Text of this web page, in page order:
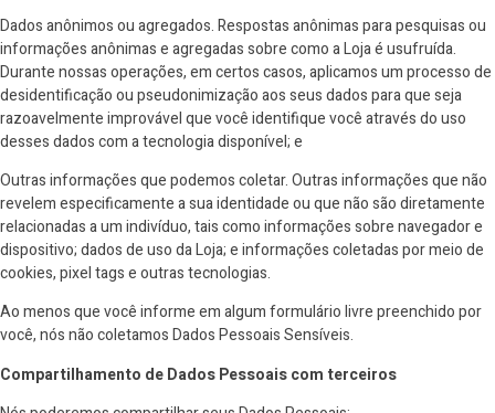
Dados anônimos ou agregados. Respostas anônimas para pesquisas ou
informações anônimas e agregadas sobre como a Loja é usufruída.
Durante nossas operações, em certos casos, aplicamos um processo de
desidentificação ou pseudonimização aos seus dados para que seja
razoavelmente improvável que você identifique você através do uso
desses dados com a tecnologia disponível; e
Outras informações que podemos coletar. Outras informações que não
revelem especificamente a sua identidade ou que não são diretamente
relacionadas a um indivíduo, tais como informações sobre navegador e
dispositivo; dados de uso da Loja; e informações coletadas por meio de
cookies, pixel tags e outras tecnologias.
Ao menos que você informe em algum formulário livre preenchido por
você, nós não coletamos Dados Pessoais Sensíveis.
Compartilhamento de Dados Pessoais com terceiros